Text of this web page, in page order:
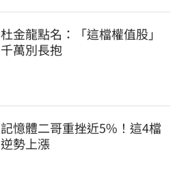
杜金龍點名：「這檔權值股」
千萬別長抱
記憶體二哥重挫近5%！這4檔
逆勢上漲